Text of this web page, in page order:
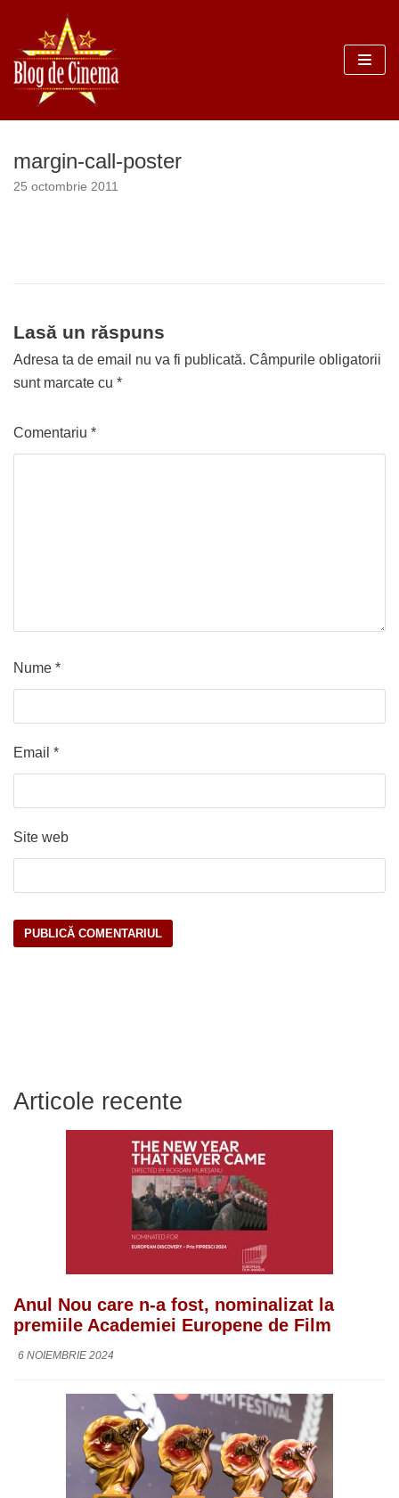
Sari
la
conținut
margin-call-poster
25 octombrie 2011
Lasă un răspuns
Adresa ta de email nu va fi publicată. Câmpurile obligatorii
sunt marcate cu *
Comentariu *
Nume *
Email *
Site web
Articole recente
Anul Nou care n-a fost, nominalizat la
premiile Academiei Europene de Film
6 NOIEMBRIE 2024